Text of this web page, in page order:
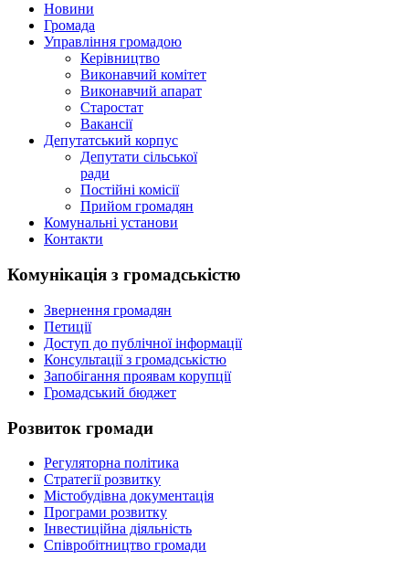
Новини
Громада
Управління громадою
Керівництво
Виконавчий комітет
Виконавчий апарат
Старостат
Вакансії
Депутатський корпус
Депутати сільської
ради
Постійні комісії
Прийом громадян
Комунальні установи
Контакти
Комунікація з громадськістю
Звернення громадян
Петиції
Доступ до публічної інформації
Консультації з громадськістю
Запобігання проявам корупції
Громадський бюджет
Розвиток громади
Регуляторна політика
Стратегії розвитку
Містобудівна документація
Програми розвитку
Інвестиційна діяльність
Співробітництво громади